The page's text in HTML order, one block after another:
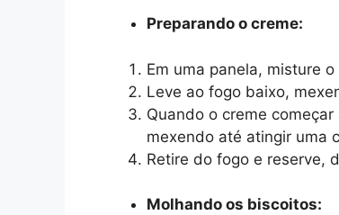
Preparando o creme:
Em uma panela, misture
Leve ao fogo baixo,
Quando o creme
mexendo até atingir uma
Retire do fogo e reserve,
Molhando os biscoitos: